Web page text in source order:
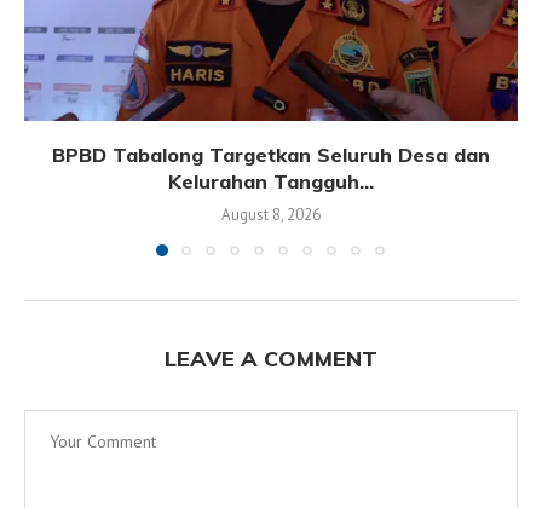
BPBD Tabalong Targetkan Seluruh Desa dan
Kelurahan Tangguh...
August 8, 2026
LEAVE A COMMENT